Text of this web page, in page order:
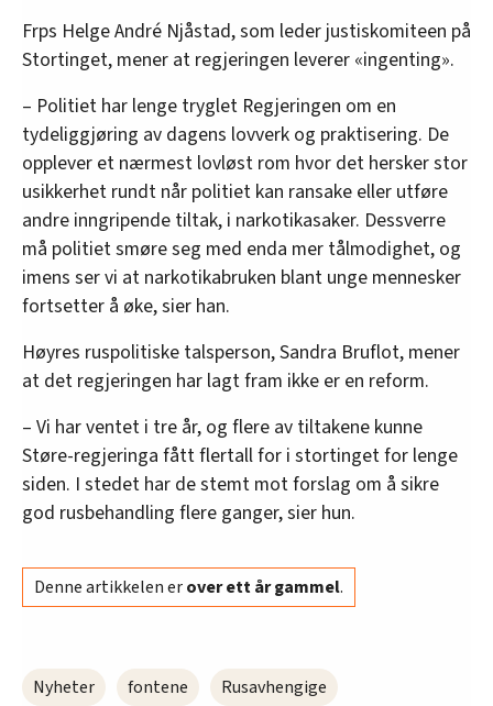
Frps Helge André Njåstad, som leder justiskomiteen på
Stortinget, mener at regjeringen leverer «ingenting».
– Politiet har lenge tryglet Regjeringen om en
tydeliggjøring av dagens lovverk og praktisering. De
opplever et nærmest lovløst rom hvor det hersker stor
usikkerhet rundt når politiet kan ransake eller utføre
andre inngripende tiltak, i narkotikasaker. Dessverre
må politiet smøre seg med enda mer tålmodighet, og
imens ser vi at narkotikabruken blant unge mennesker
fortsetter å øke, sier han.
Høyres ruspolitiske talsperson, Sandra Bruflot, mener
at det regjeringen har lagt fram ikke er en reform.
– Vi har ventet i tre år, og flere av tiltakene kunne
Støre-regjeringa fått flertall for i stortinget for lenge
siden. I stedet har de stemt mot forslag om å sikre
god rusbehandling flere ganger, sier hun.
Denne artikkelen erover ett år gammel.
Nyheter fontene Rusavhengige